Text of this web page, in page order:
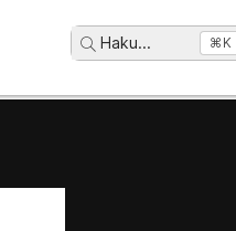
Haku... ⌘K